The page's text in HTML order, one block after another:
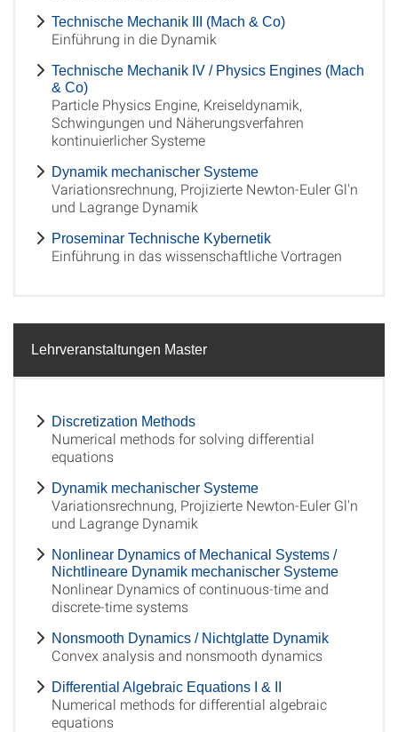
Technische Mechanik III (Mach & Co)
Einführung in die Dynamik
Technische Mechanik IV / Physics Engines (Mach
& Co)
Particle Physics Engine, Kreiseldynamik,
Schwingungen und Näherungsverfahren
kontinuierlicher Systeme
Dynamik mechanischer Systeme
Variationsrechnung, Projizierte Newton-Euler Gl'n
und Lagrange Dynamik
Proseminar Technische Kybernetik
Einführung in das wissenschaftliche Vortragen
Lehrveranstaltungen Master
Discretization Methods
Numerical methods for solving differential
equations
Dynamik mechanischer Systeme
Variationsrechnung, Projizierte Newton-Euler Gl'n
und Lagrange Dynamik
Nonlinear Dynamics of Mechanical Systems /
Nichtlineare Dynamik mechanischer Systeme
Nonlinear Dynamics of continuous-time and
discrete-time systems
Nonsmooth Dynamics / Nichtglatte Dynamik
Convex analysis and nonsmooth dynamics
Differential Algebraic Equations I & II
Numerical methods for differential algebraic
equations